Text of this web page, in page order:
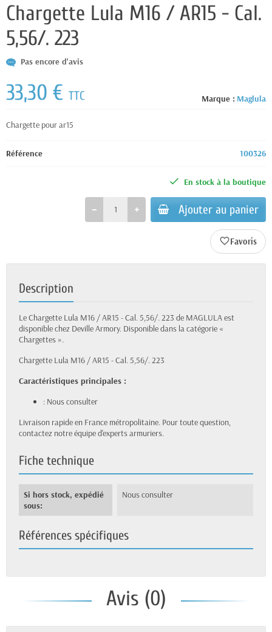
Chargette Lula M16 / AR15 - Cal.
5,56/. 223
Pas encore d'avis
Marque : Maglula
33,30 € TTC
Chargette pour ar15
Référence 100326
En stock à la boutique
Ajouter au panier
favorite_border
Description
Le Chargette Lula M16 / AR15 - Cal. 5,56/. 223 de MAGLULA est
disponible chez Deville Armory. Disponible dans la catégorie «
Chargettes ».
Chargette Lula M16 / AR15 - Cal. 5,56/. 223
Caractéristiques principales :
: Nous consulter
Livraison rapide en France métropolitaine. Pour toute question,
contactez notre équipe d'experts armuriers.
Fiche technique
Si hors stock, expédié
sous:
Nous consulter
Références spécifiques
Avis (0)